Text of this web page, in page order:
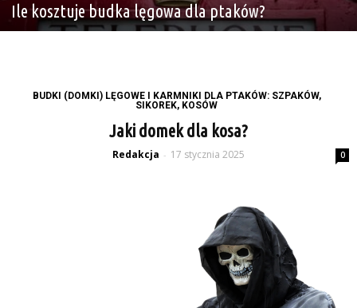
Ile kosztuje budka lęgowa dla ptaków?
BUDKI (DOMKI) LĘGOWE I KARMNIKI DLA PTAKÓW: SZPAKÓW,
SIKOREK, KOSÓW
Jaki domek dla kosa?
Redakcja - 17 stycznia 2025 0